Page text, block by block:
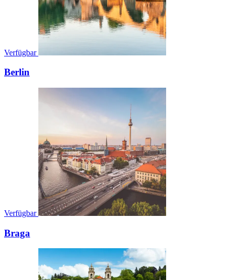
Verfügbar
Berlin
Verfügbar
Braga